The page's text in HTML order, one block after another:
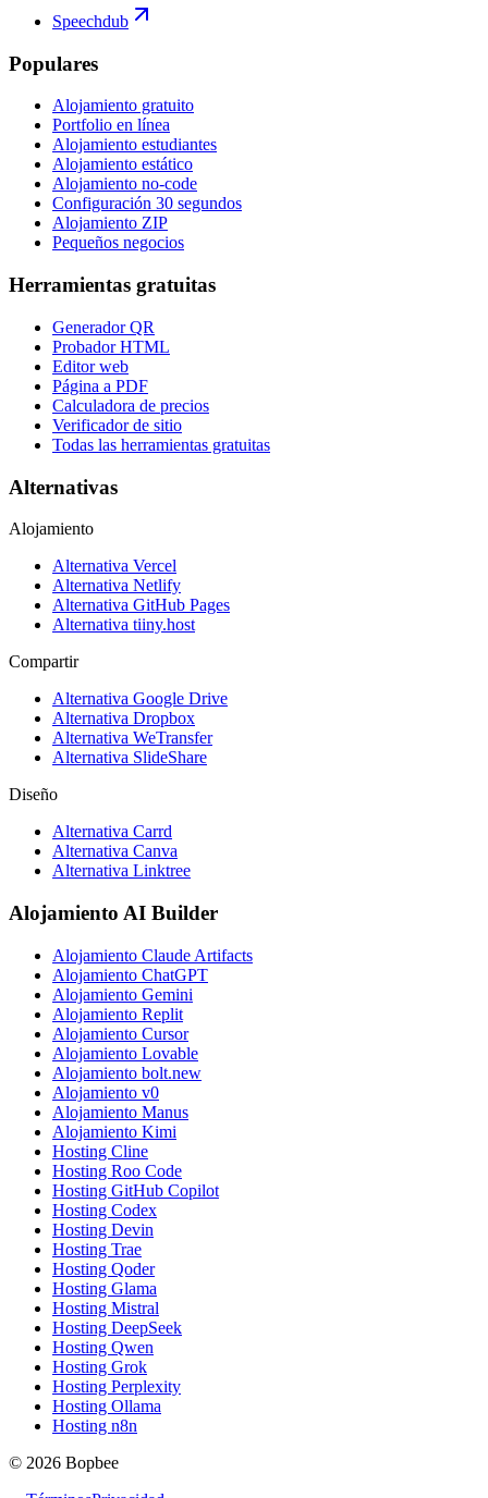
Speechdub
Populares
Alojamiento gratuito
Portfolio en línea
Alojamiento estudiantes
Alojamiento estático
Alojamiento no-code
Configuración 30 segundos
Alojamiento ZIP
Pequeños negocios
Herramientas gratuitas
Generador QR
Probador HTML
Editor web
Página a PDF
Calculadora de precios
Verificador de sitio
Todas las herramientas gratuitas
Alternativas
Alojamiento
Alternativa Vercel
Alternativa Netlify
Alternativa GitHub Pages
Alternativa tiiny.host
Compartir
Alternativa Google Drive
Alternativa Dropbox
Alternativa WeTransfer
Alternativa SlideShare
Diseño
Alternativa Carrd
Alternativa Canva
Alternativa Linktree
Alojamiento AI Builder
Alojamiento Claude Artifacts
Alojamiento ChatGPT
Alojamiento Gemini
Alojamiento Replit
Alojamiento Cursor
Alojamiento Lovable
Alojamiento bolt.new
Alojamiento v0
Alojamiento Manus
Alojamiento Kimi
Hosting Cline
Hosting Roo Code
Hosting GitHub Copilot
Hosting Codex
Hosting Devin
Hosting Trae
Hosting Qoder
Hosting Glama
Hosting Mistral
Hosting DeepSeek
Hosting Qwen
Hosting Grok
Hosting Perplexity
Hosting Ollama
Hosting n8n
© 2026 Bopbee